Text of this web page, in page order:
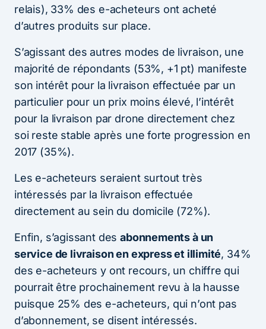
relais), 33% des e-acheteurs ont acheté
d’autres produits sur place.
S’agissant des autres modes de livraison, une
majorité de répondants (53%, +1 pt) manifeste
son intérêt pour la livraison effectuée par un
particulier pour un prix moins élevé, l’intérêt
pour la livraison par drone directement chez
soi reste stable après une forte progression en
2017 (35%).
Les e-acheteurs seraient surtout très
intéressés par la livraison effectuée
directement au sein du domicile (72%).
Enfin, s’agissant desabonnements à un
service de livraison en express et illimité, 34%
des e-acheteurs y ont recours, un chiffre qui
pourrait être prochainement revu à la hausse
puisque 25% des e-acheteurs, qui n’ont pas
d’abonnement, se disent intéressés.